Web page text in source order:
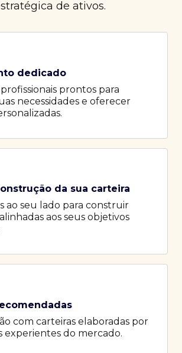
de ativos.
dedicado
prontos para
necessidades e oferecer
da sua carteira
ao seu lado para construir
aos seus objetivos
com carteiras elaboradas por
experientes do mercado.